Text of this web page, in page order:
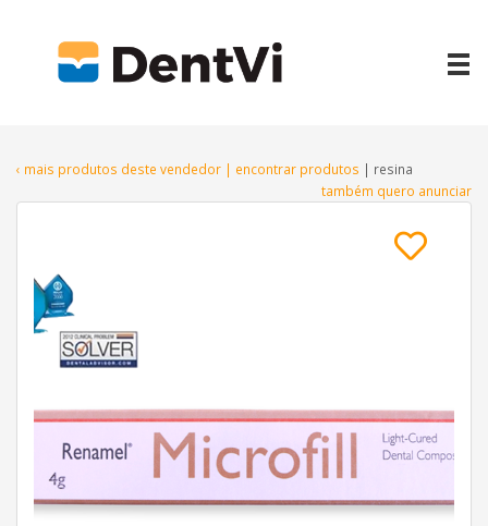
‹ mais produtos deste vendedor | encontrar produtos | resina
também quero anunciar